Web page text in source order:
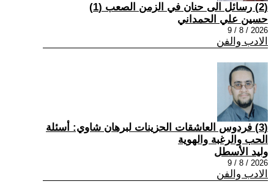
(2) رسائل الى حنان في الزمن الصعب (1)
حسين علي الحمداني
2026 / 8 / 9
الادب والفن
(3) فردوس العاشقات الحزينات لبرهان شاوي: أسئلة
الحب والرغبة والهوية
وليد الأسطل
2026 / 8 / 9
الادب والفن